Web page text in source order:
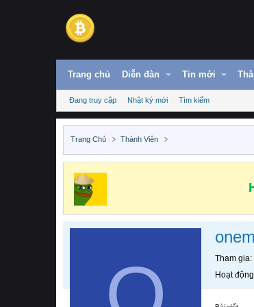
Trang chủ Diễn đàn Tin mới
Đang truy cập Nhật ký mới Tìm kiếm
Trang Chủ Thành Viên
Tham gia
Hoạt